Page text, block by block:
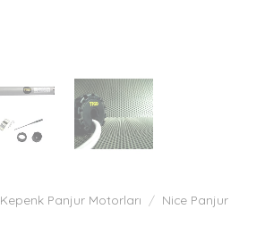
Kepenk Panjur Motorları / Nice Panjur